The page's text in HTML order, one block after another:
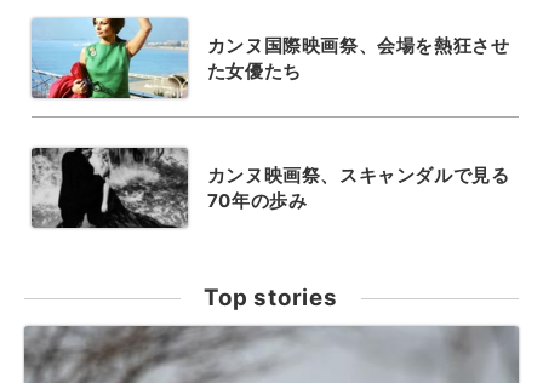
カンヌ国際映画祭、会場を熱狂させ
た女優たち
カンヌ映画祭、スキャンダルで見る
70年の歩み
Top stories